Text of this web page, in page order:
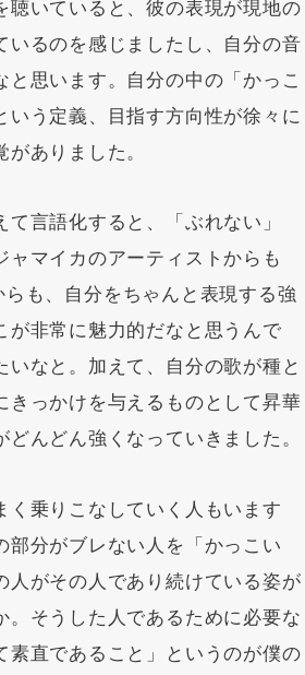
聴いていると、彼の表現が現地の
いるのを感じましたし、自分の音
と思います。自分の中の「かっこ
いう定義、目指す方向性が徐々に
ありました。
て言語化すると、「ぶれない」
ャマイカのアーティストからも
らも、自分をちゃんと表現する強
が非常に魅力的だなと思うんで
いなと。加えて、自分の歌が種と
きっかけを与えるものとして昇華
どんどん強くなっていきました。
く乗りこなしていく人もいます
部分がブレない人を「かっこい
人がその人であり続けている姿が
。そうした人であるために必要な
素直であること」というのが僕の